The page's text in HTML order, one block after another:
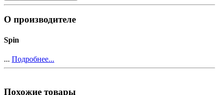
О производителе
Spin
... Подробнее...
Похожие товары